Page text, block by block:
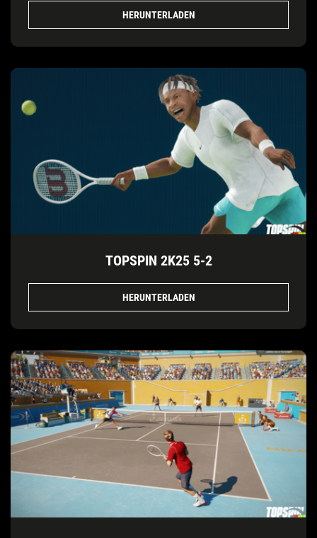
HERUNTERLADEN
TOPSPIN 2K25 5-2
HERUNTERLADEN